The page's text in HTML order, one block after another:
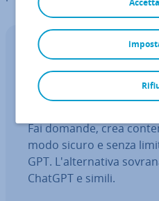
IONOS GPT
Il tuo as­si­sten­te
maggiore
Fai domande, crea
modo sicuro e senza
GPT. L'al­ter­na­ti­va
ChatGPT e simili.